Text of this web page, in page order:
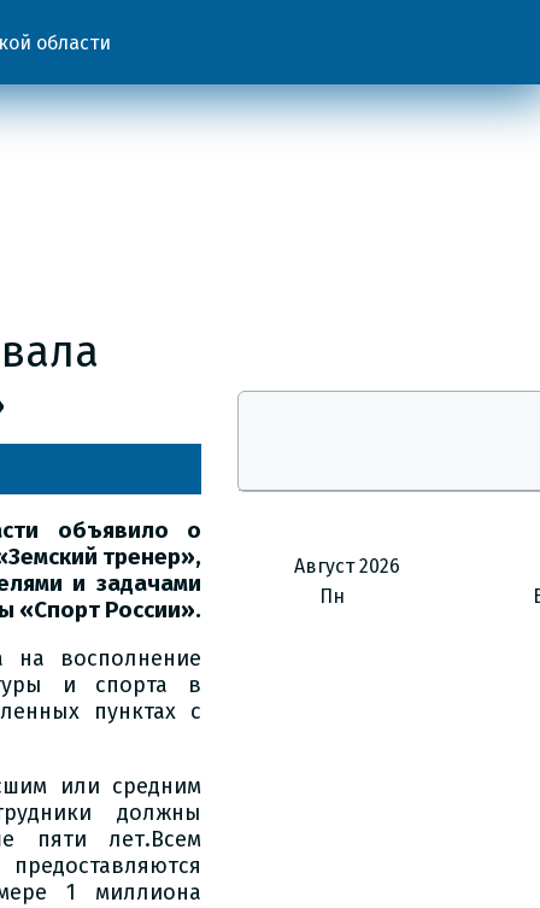
области
объявило о
тренер»,
и задачами
«Спорт России».
на восполнение
и спорта в
пунктах с
или средним
должны
пяти лет.Всем
1 миллиона
Август 2026
Пн